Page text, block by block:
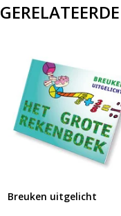
Breuken uitgelicht